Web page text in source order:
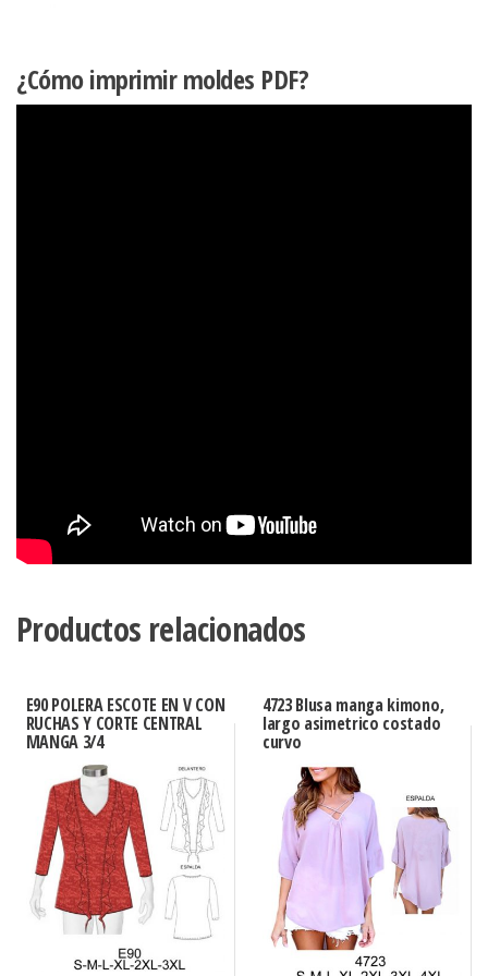
¿Cómo imprimir moldes PDF?
Productos relacionados
E90 POLERA ESCOTE EN V CON
RUCHAS Y CORTE CENTRAL
MANGA 3/4
4723 Blusa manga kimono,
largo asimetrico costado
curvo